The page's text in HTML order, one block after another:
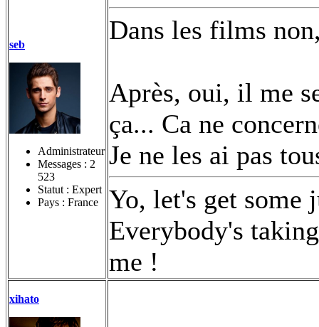
seb
Administrateur
Messages : 2
523
Statut : Expert
Pays : France
Dans les films
Après, oui, il me
ça... Ca ne
Je ne les ai pas
Yo, let's get some
Everybody's
me !
xihato